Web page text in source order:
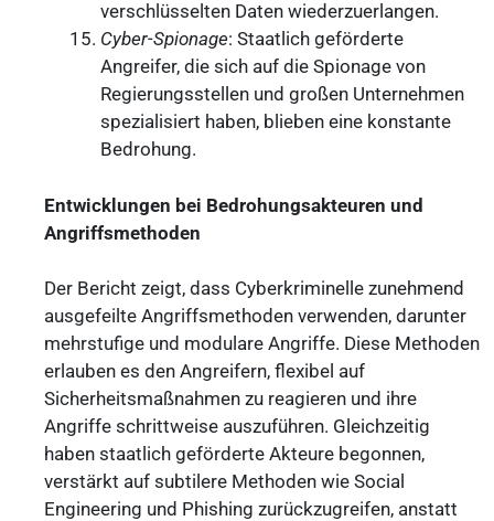
verschlüsselten Daten wiederzuerlangen.
Cyber-Spionage: Staatlich geförderte
Angreifer, die sich auf die Spionage von
Regierungsstellen und großen Unternehmen
spezialisiert haben, blieben eine konstante
Bedrohung.
Entwicklungen bei Bedrohungsakteuren und
Angriffsmethoden
Der Bericht zeigt, dass Cyberkriminelle zunehmend
ausgefeilte Angriffsmethoden verwenden, darunter
mehrstufige und modulare Angriffe. Diese Methoden
erlauben es den Angreifern, flexibel auf
Sicherheitsmaßnahmen zu reagieren und ihre
Angriffe schrittweise auszuführen. Gleichzeitig
haben staatlich geförderte Akteure begonnen,
verstärkt auf subtilere Methoden wie Social
Engineering und Phishing zurückzugreifen, anstatt